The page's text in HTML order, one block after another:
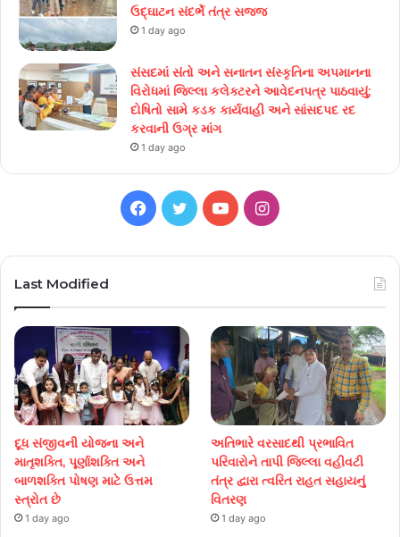
ઉદ્ઘાટન સંદર્ભે તંત્ર સજ્જ
1 day ago
સંસદમાં સંતો અને સનાતન સંસ્કૃતિના અપમાનના
વિરોધમાં જિલ્લા કલેક્ટરને આવેદનપત્ર પાઠવાયું;
દોષિતો સામે કડક કાર્યવાહી અને સાંસદપદ રદ
કરવાની ઉગ્ર માંગ
1 day ago
Facebook
TwitterYouTubeInstagram
Last Modified
દૂધ સંજીવની યોજના અને
માતૃશક્તિ, પૂર્ણાશક્તિ અને
બાળશક્તિ પોષણ માટે ઉત્તમ
સ્ત્રોત છે
1 day ago
અતિભારે વરસાદથી પ્રભાવિત
પરિવારોને તાપી જિલ્લા વહીવટી
તંત્ર દ્વારા ત્વરિત રાહત સહાયનું
વિતરણ
1 day ago